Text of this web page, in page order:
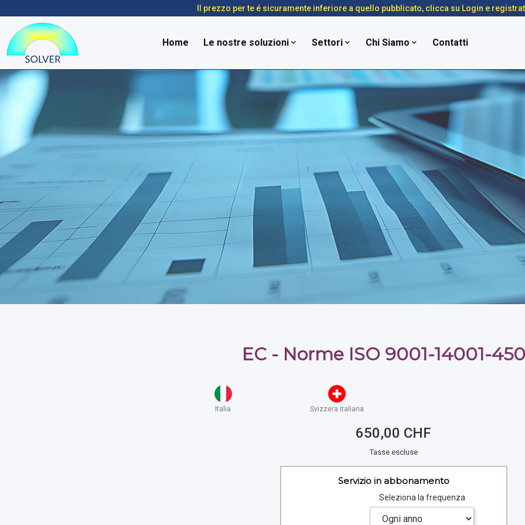
Il prezzo per te é sicuramente inferiore a quello pubblicato, clicca su Login e
Home Le nostre soluzioni Settori Chi Siamo Contatti
EC - Norme ISO 9001-14001-
Italia Svizzera italiana
650,00 CHF
Tasse escluse
Servizio in abbonamento
Seleziona la frequenza